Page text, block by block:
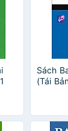
Sách
(Tái
Nghe